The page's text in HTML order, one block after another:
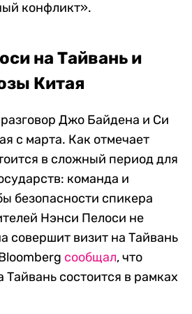
конфликт».
на Тайвань и
Китая
Джо Байдена и Си
с марта. Как отмечает
в сложный период для
команда и
безопасности спикера
Нэнси Пелоси не
совершит визит на Тайвань
сообщал, что
Тайвань состоится в рамках